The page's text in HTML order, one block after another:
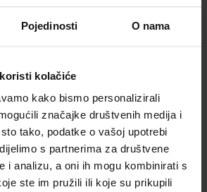
Pojedinosti O nama
kolačiće
kako bismo personalizirali
značajke društvenih medija i
tako, podatke o vašoj upotrebi
s partnerima za društvene
i analizu, a oni ih mogu kombinirati s
ste im pružili ili koje su prikupili
dimenzije
tip 167